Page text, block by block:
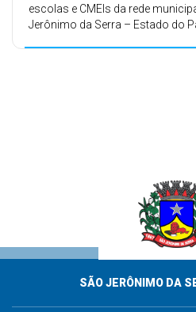
escolas e CMEIs da rede
Jerônimo da Serra – Estado do
SÃO JERÔNIMO DA